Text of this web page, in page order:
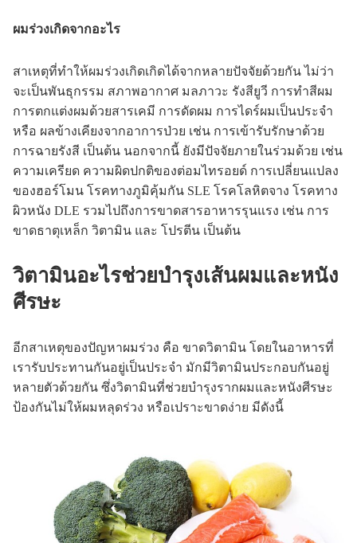
ผมร่วงเกิดจากอะไร
สาเหตุที่ทำให้ผมร่วงเกิดเกิดได้จากหลายปัจจัยด้วยกัน ไม่ว่า
จะเป็นพันธุกรรม สภาพอากาศ มลภาวะ รังสียูวี การทำสีผม
การตกแต่งผมด้วยสารเคมี การดัดผม การไดร์ผมเป็นประจำ
หรือ ผลข้างเคียงจากอาการป่วย เช่น การเข้ารับรักษาด้วย
การฉายรังสี เป็นต้น นอกจากนี้ ยังมีปัจจัยภายในร่วมด้วย เช่น
ความเครียด ความผิดปกติของต่อมไทรอยด์ การเปลี่ยนแปลง
ของฮอร์โมน โรคทางภูมิคุ้มกัน SLE โรคโลหิตจาง โรคทาง
ผิวหนัง DLE รวมไปถึงการขาดสารอาหารรุนแรง เช่น การ
ขาดธาตุเหล็ก วิตามิน และ โปรตีน เป็นต้น
วิตามินอะไรช่วยบำรุงเส้นผมและหนัง
ศีรษะ
อีกสาเหตุของปัญหาผมร่วง คือ ขาดวิตามิน โดยในอาหารที่
เรารับประทานกันอยู่เป็นประจำ มักมีวิตามินประกอบกันอยู่
หลายตัวด้วยกัน ซึ่งวิตามินที่ช่วยบำรุงรากผมและหนังศีรษะ
ป้องกันไม่ให้ผมหลุดร่วง หรือเปราะขาดง่าย มีดังนี้